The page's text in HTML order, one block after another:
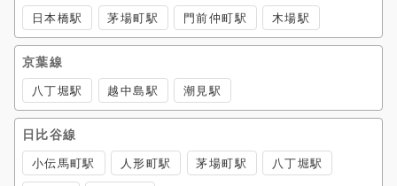
日本橋駅 茅場町駅 門前仲町駅 木場駅
京葉線
八丁堀駅 越中島駅 潮見駅
日比谷線
小伝馬町駅 人形町駅 茅場町駅 八丁堀駅